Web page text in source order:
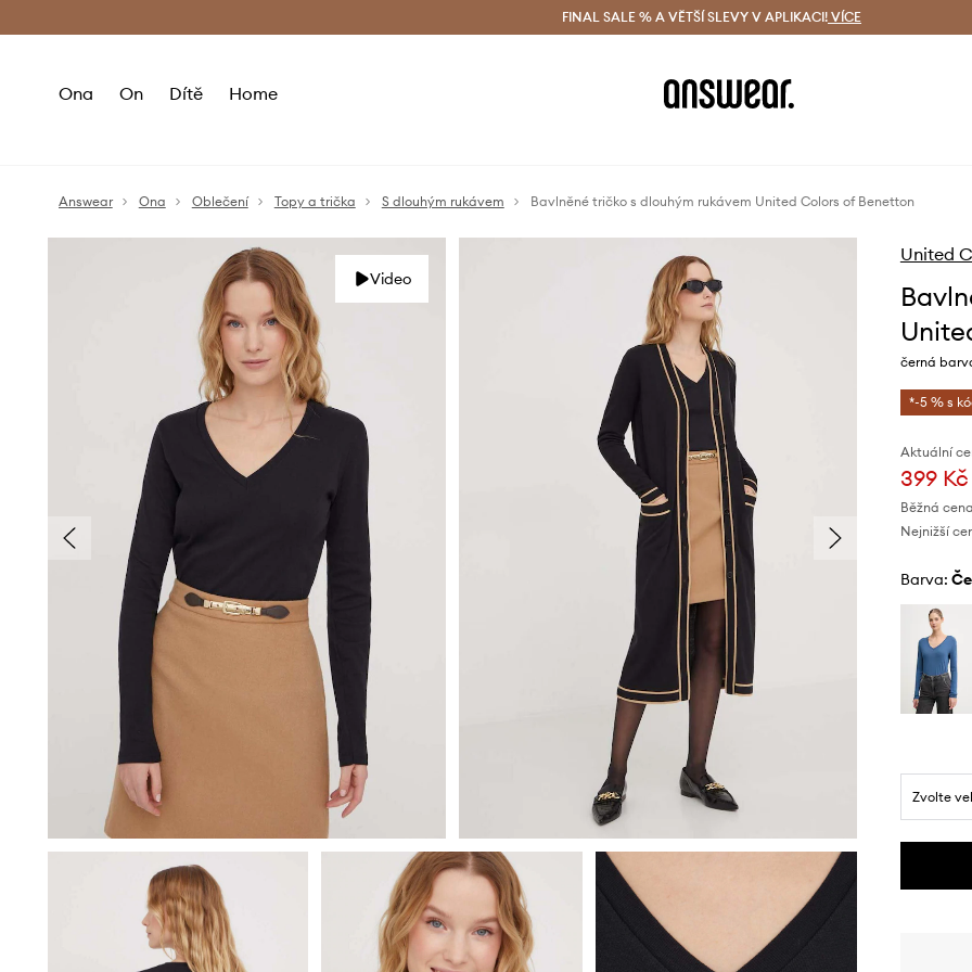
Doručení a vrácení zdarma (od 1800 Kč) Doručení i do 24 h
FINAL SALE % A VĚTŠÍ SLEVY V APLIKACI! VÍCE
Ona On Dítě Home
Answear Ona Oblečení Topy a trička S dlouhým rukávem Bavlněné tričko s dlouhým rukávem United Colors of Benetton
Video
United
černá
*-5 % s
Aktuální
399 Kč
Běžná
Nejnižší
Barva:
Zvolte